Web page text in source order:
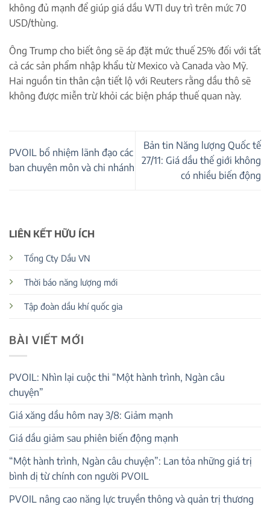
không đủ mạnh để giúp giá dầu WTI duy trì trên mức 70
USD/thùng.
Ông Trump cho biết ông sẽ áp đặt mức thuế 25% đối với tất
cả các sản phẩm nhập khẩu từ Mexico và Canada vào Mỹ.
Hai nguồn tin thân cận tiết lộ với Reuters rằng dầu thô sẽ
không được miễn trừ khỏi các biện pháp thuế quan này.
PVOIL bổ nhiệm lãnh đạo các
ban chuyên môn và chi nhánh
Bản tin Năng lượng Quốc tế
27/11: Giá dầu thế giới không
có nhiều biến động
LIÊN KẾT HỮU ÍCH
Tổng Cty Dầu VN
Thời báo năng lượng mới
Tập đoàn dầu khí quốc gia
BÀI VIẾT MỚI
PVOIL: Nhìn lại cuộc thi “Một hành trình, Ngàn câu
chuyện”
Giá xăng dầu hôm nay 3/8: Giảm mạnh
Giá dầu giảm sau phiên biến động mạnh
“Một hành trình, Ngàn câu chuyện”: Lan tỏa những giá trị
bình dị từ chính con người PVOIL
PVOIL nâng cao năng lực truyền thông và quản trị thương